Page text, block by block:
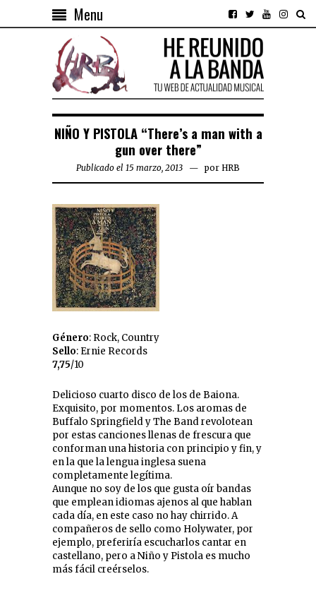
Menu
NIÑO Y PISTOLA “There’s a man with a
gun over there”
Publicado el 15 marzo, 2013 por HRB
Género: Rock, Country
Sello: Ernie Records
7,75/10
Delicioso cuarto disco de los de Baiona.
Exquisito, por momentos. Los aromas de
Buffalo Springfield y The Band revolotean
por estas canciones llenas de frescura que
conforman una historia con principio y fin, y
en la que la lengua inglesa suena
completamente legítima.
Aunque no soy de los que gusta oír bandas
que emplean idiomas ajenos al que hablan
cada día, en este caso no hay chirrido. A
compañeros de sello como Holywater, por
ejemplo, preferiría escucharlos cantar en
castellano, pero a Niño y Pistola es mucho
más fácil creérselos.